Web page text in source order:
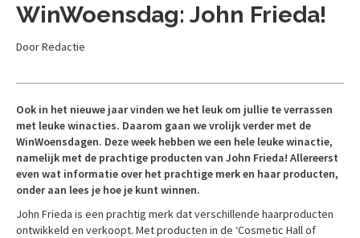
WinWoensdag: John Frieda!
Door Redactie
Ook in het nieuwe jaar vinden we het leuk om jullie te verrassen
met leuke winacties. Daarom gaan we vrolijk verder met de
WinWoensdagen. Deze week hebben we een hele leuke winactie,
namelijk met de prachtige producten van John Frieda! Allereerst
even wat informatie over het prachtige merk en haar producten,
onder aan lees je hoe je kunt winnen.
John Frieda is een prachtig merk dat verschillende haarproducten
ontwikkeld en verkoopt. Met producten in de ‘Cosmetic Hall of